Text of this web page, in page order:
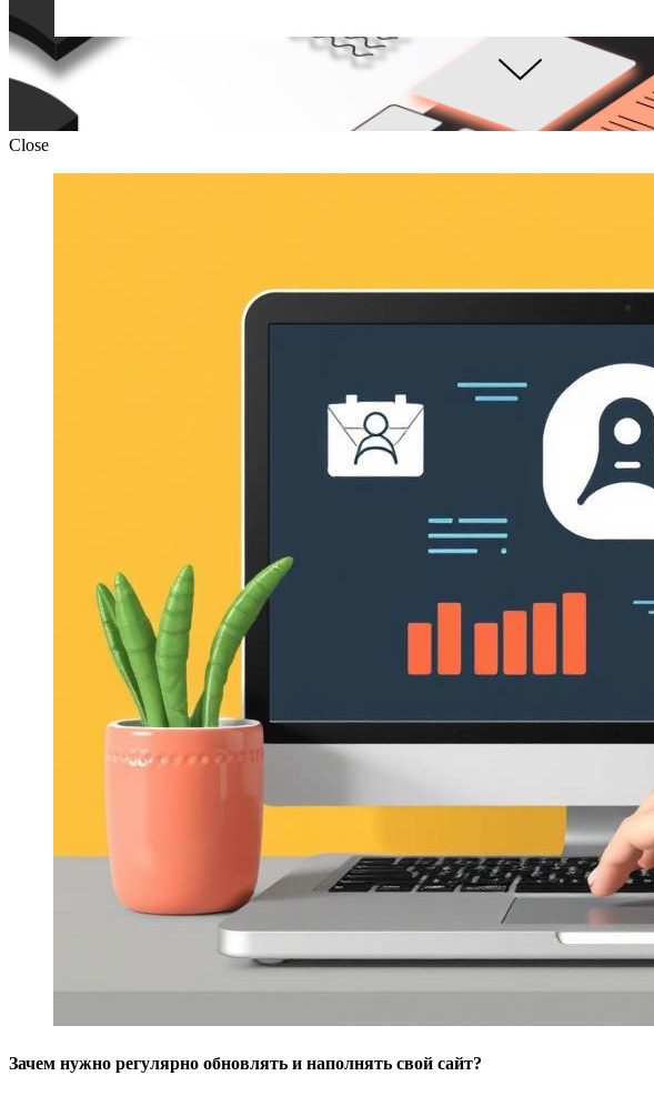
Close
Зачем нужно регулярно обновлять и наполнять свой сайт?